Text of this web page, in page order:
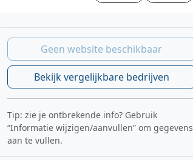
Geen website beschikbaar
Bekijk vergelijkbare bedrijven
Tip: zie je ontbrekende info? Gebruik
“Informatie wijzigen/aanvullen” om gegevens
aan te vullen.